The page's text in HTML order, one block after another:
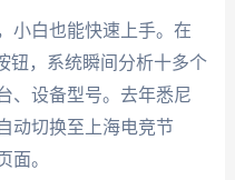
小白也能快速上手。在
钮，系统瞬间分析十多个
、设备型号。去年悉尼
动切换至上海电竞节
面。